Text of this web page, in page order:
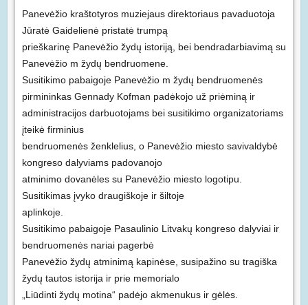
Panevėžio kraštotyros muziejaus direktoriaus pavaduotoja
Jūratė Gaidelienė pristatė trumpą
prieškarinę Panevėžio žydų istoriją, bei bendradarbiavimą su
Panevėžio m žydų bendruomene.
Susitikimo pabaigoje Panevėžio m žydų bendruomenės
pirmininkas Gennady Kofman padėkojo už priėminą ir
administracijos darbuotojams bei susitikimo organizatoriams
įteikė firminius
bendruomenės ženklelius, o Panevėžio miesto savivaldybė
kongreso dalyviams padovanojo
atminimo dovanėles su Panevėžio miesto logotipu.
Susitikimas įvyko draugiškoje ir šiltoje
aplinkoje.
Susitikimo pabaigoje Pasaulinio Litvakų kongreso dalyviai ir
bendruomenės nariai pagerbė
Panevėžio žydų atminimą kapinėse, susipažino su tragiška
žydų tautos istorija ir prie memorialo
„Liūdinti žydų motina“ padėjo akmenukus ir gėlės.